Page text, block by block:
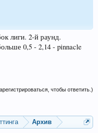
лиги. 2-й раунд.
0,5 - 2,14 - pinnacle
чтобы ответить.)
Архив